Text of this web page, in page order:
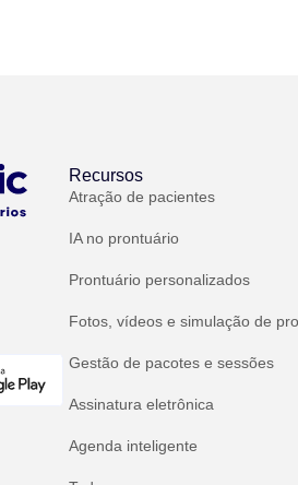
Recursos
Atração de pacientes
IA no prontuário
Prontuário personalizados
Fotos, vídeos e simulação de
Gestão de pacotes e sessões
Assinatura eletrônica
Agenda inteligente